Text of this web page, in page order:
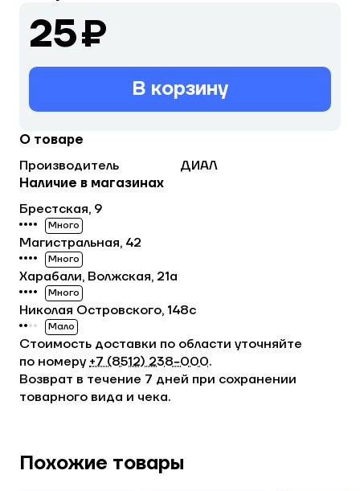
25 ₽
В корзину
О товаре
Производитель
ДИАЛ
Стоимость доставки по области уточняйте
по номеру +7 (8512) 238−000.
Возврат в течение 7 дней при сохранении
товарного вида и чека.
Наличие в магазинах
Брестская, 9
Много
Магистральная, 42
Много
Харабали, Волжская, 21а
Много
Николая Островского, 148с
Мало
Похожие товары